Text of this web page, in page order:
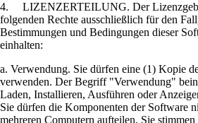
4. LIZENZERTEILUNG. Der
folgenden Rechte ausschließlich für den
Bestimmungen und Bedingungen dieser
einhalten:
a. Verwendung. Sie dürfen eine (1) Kopie
verwenden. Der Begriff "Verwendung"
Laden, Installieren, Ausführen oder
Sie dürfen die Komponenten der Software
mehreren Computern aufteilen. Sie stimmen